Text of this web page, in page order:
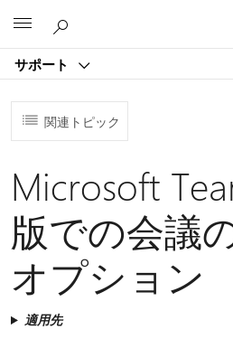
サポート
関連トピック
Microsoft
版での会議
オプション
適用先